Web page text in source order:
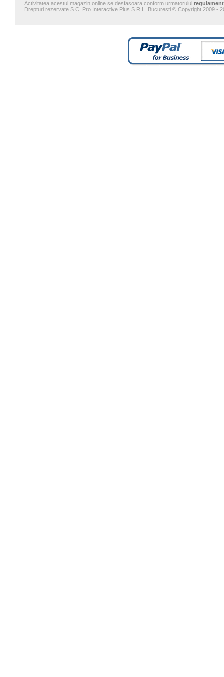
Activitatea acestui magazin online se desfasoara conform urmatorului regulament
Drepturi rezervate S.C. Pro Interactive Plus S.R.L. Bucuresti © Copyright 2009 -